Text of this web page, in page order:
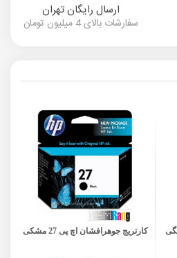
ارسال رایگان تهران
سفارشات بالای 4 میلیون تومان
کارتریج جوهرافشان اچ پی 27 مشکی